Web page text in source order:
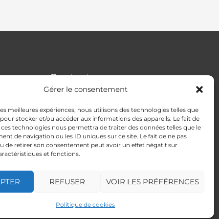
Gérer le consentement
meilleures expériences, nous utilisons des technologies telles que
stocker et/ou accéder aux informations des appareils. Le fait de
technologies nous permettra de traiter des données telles que le
de navigation ou les ID uniques sur ce site. Le fait de ne pas
de retirer son consentement peut avoir un effet négatif sur
et fonctions.
REFUSER VOIR LES PRÉFÉRENCES
Politique de cookies
Contact
33170 Gradignan
Mail : autismeguider@gmail.com